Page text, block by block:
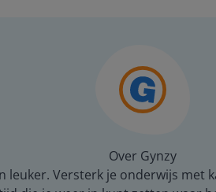
Over Gynzy
leuker. Versterk je onderwijs met